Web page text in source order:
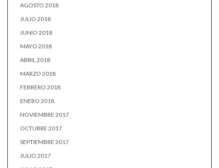
AGOSTO 2018
JULIO 2018
JUNIO 2018
MAYO 2018
ABRIL 2018
MARZO 2018
FEBRERO 2018
ENERO 2018
NOVIEMBRE 2017
OCTUBRE 2017
SEPTIEMBRE 2017
JULIO 2017